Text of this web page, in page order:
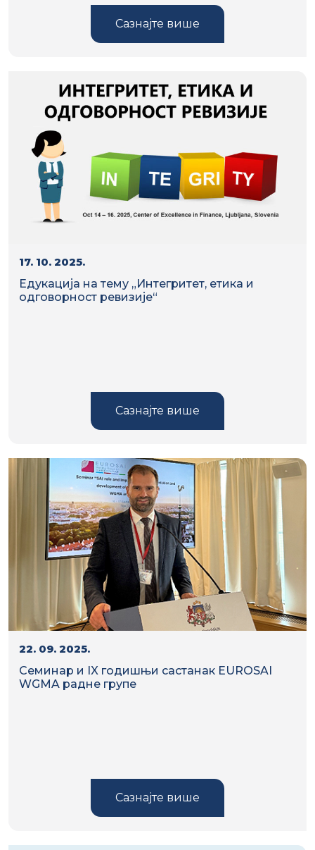
Сазнајте више
17. 10. 2025.
Едукација на тему „Интегритет, етика и
одговорност ревизије“
Сазнајте више
22. 09. 2025.
Семинар и IX годишњи састанак EUROSAI
WGMA радне групе
Сазнајте више